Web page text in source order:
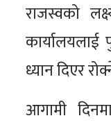
राजस्वको
कार्यालयलाई
ध्यान दिएर
आगामी